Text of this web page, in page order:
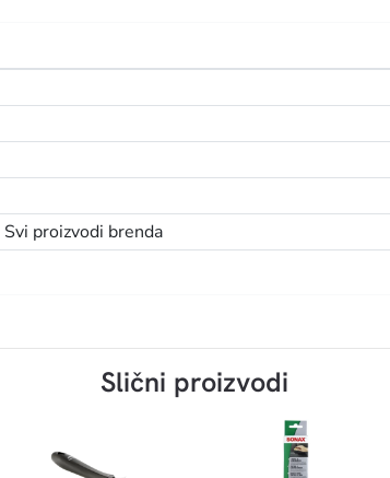
Svi proizvodi brenda
Slični proizvodi